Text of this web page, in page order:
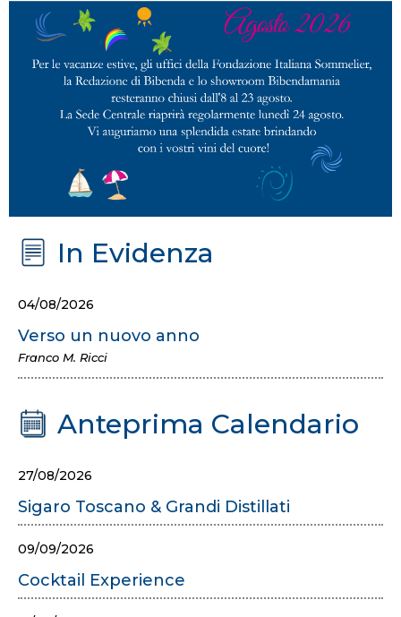
In Evidenza
04/08/2026
Verso un nuovo anno
Franco M. Ricci
Anteprima Calendario
27/08/2026
Sigaro Toscano & Grandi Distillati
09/09/2026
Cocktail Experience